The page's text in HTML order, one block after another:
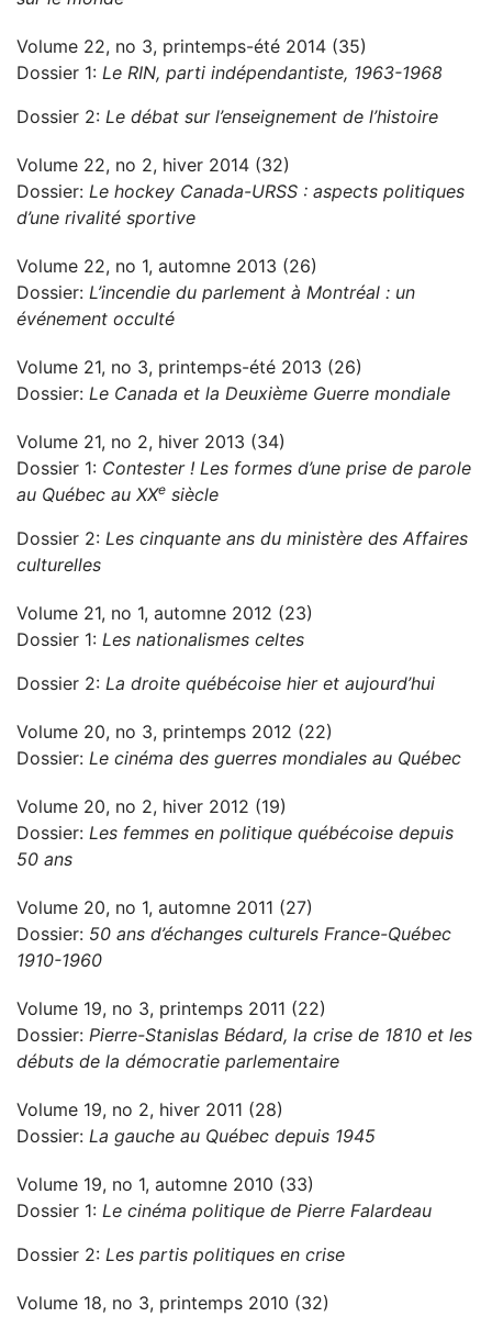
Volume 22, no 3, printemps-été 2014 (35)
Dossier 1: Le RIN, parti indépendantiste, 1963-1968
Dossier 2: Le débat sur l’enseignement de l’histoire
Volume 22, no 2, hiver 2014 (32)
Dossier: Le hockey Canada-URSS : aspects politiques
d’une rivalité sportive
Volume 22, no 1, automne 2013 (26)
Dossier: L’incendie du parlement à Montréal : un
événement occulté
Volume 21, no 3, printemps-été 2013 (26)
Dossier: Le Canada et la Deuxième Guerre mondiale
Volume 21, no 2, hiver 2013 (34)
Dossier 1: Contester ! Les formes d’une prise de parole
au Québec au XXe siècle
Dossier 2: Les cinquante ans du ministère des Affaires
culturelles
Volume 21, no 1, automne 2012 (23)
Dossier 1: Les nationalismes celtes
Dossier 2: La droite québécoise hier et aujourd’hui
Volume 20, no 3, printemps 2012 (22)
Dossier: Le cinéma des guerres mondiales au Québec
Volume 20, no 2, hiver 2012 (19)
Dossier: Les femmes en politique québécoise depuis
50 ans
Volume 20, no 1, automne 2011 (27)
Dossier: 50 ans d’échanges culturels France-Québec
1910-1960
Volume 19, no 3, printemps 2011 (22)
Dossier: Pierre-Stanislas Bédard, la crise de 1810 et les
débuts de la démocratie parlementaire
Volume 19, no 2, hiver 2011 (28)
Dossier: La gauche au Québec depuis 1945
Volume 19, no 1, automne 2010 (33)
Dossier 1: Le cinéma politique de Pierre Falardeau
Dossier 2: Les partis politiques en crise
Volume 18, no 3, printemps 2010 (32)